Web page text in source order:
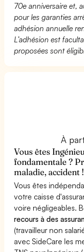
70e anniversaire et,
pour les garanties
adhésion annuelle
L’adhésion est
proposées sont
À
Vous êtes
fondamentale ?
maladie, accident !
Vous êtes
votre caisse
voire négligeables.
recours à des
(travailleur non
avec SideCare les